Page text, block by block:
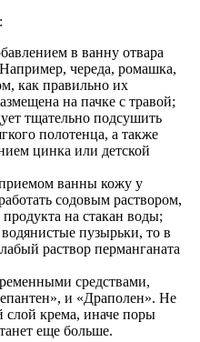
в ванну отвара
череда, ромашка,
как правильно их
на пачке с травой;
тщательно подсушить
полотенца, а также
цинка или детской
ванны кожу у
содовым раствором,
продукта на стакан воды;
пузырьки, то в
раствор перманганата
средствами,
и «Драполен». Не
крема, иначе поры
еще больше.